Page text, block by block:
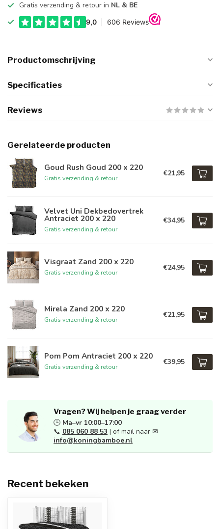
Gratis verzending & retour in NL & BE
Productomschrijving
Specificaties
Reviews
Gerelateerde producten
Goud Rush Goud 200 x 220
Gratis verzending & retour
€21,95
Velvet Uni Dekbedovertrek
Antraciet 200 x 220
Gratis verzending & retour
€34,95
Visgraat Zand 200 x 220
Gratis verzending & retour
€24,95
Mirela Zand 200 x 220
Gratis verzending & retour
€21,95
Pom Pom Antraciet 200 x 220
Gratis verzending & retour
€39,95
Vragen? Wij helpen je graag verder
🕒 Ma–vr 10:00–17:00
📞 085 060 88 53 | of mail naar ✉
info@koningbamboe.nl
Recent bekeken